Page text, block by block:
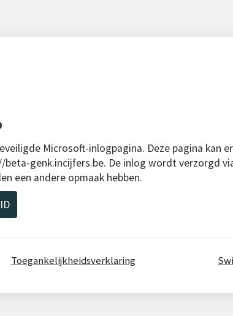
Microsoft-inlogpagina. Deze pagina kan
genk.incijfers.be. De inlog wordt verzorgd
een andere opmaak hebben.
Toegankelijkheidsverklaring